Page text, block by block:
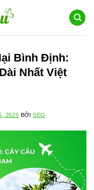
Bình Định:
Nhất Việt
2025 BỞI SEO